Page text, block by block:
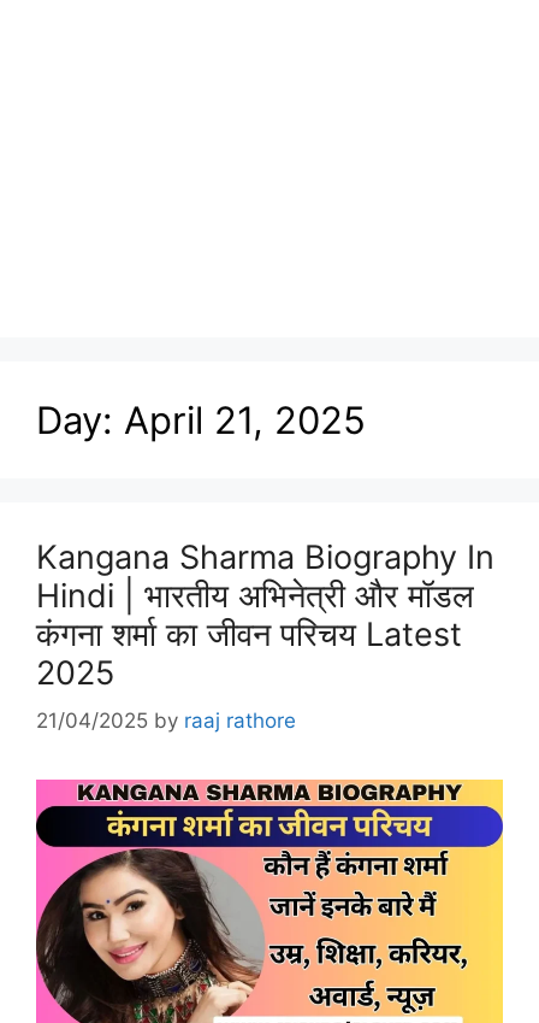
Day: April 21, 2025
Kangana Sharma Biography In
Hindi | भारतीय अभिनेत्री और मॉडल
कंगना शर्मा का जीवन परिचय Latest
2025
21/04/2025 by raaj rathore